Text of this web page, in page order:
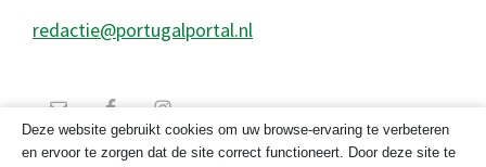
redactie@portugalportal.nl
Deze website gebruikt cookies om uw browse-ervaring te verbeteren
en ervoor te zorgen dat de site correct functioneert. Door deze site te